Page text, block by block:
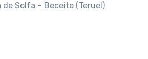
de Solfa – Beceite (Teruel)